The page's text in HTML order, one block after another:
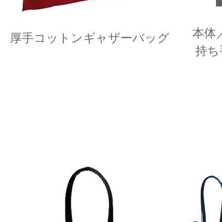
厚手コットンギャザーバッグ
本体
持ち